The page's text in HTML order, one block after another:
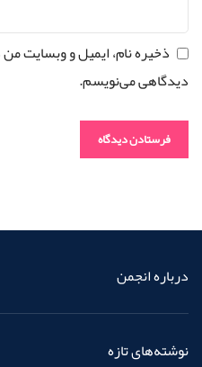
ذخیره نام، ایمیل و وبسایت
دیدگاهی می‌نویسم.
درباره انجمن
نوشته‌های تازه